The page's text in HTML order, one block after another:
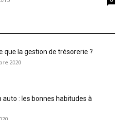
que la gestion de trésorerie ?
2020
auto : les bonnes habitudes à